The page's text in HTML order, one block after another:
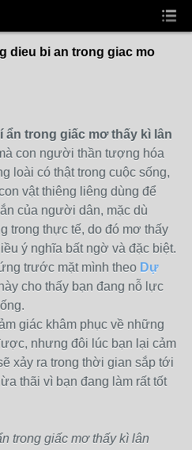
dieu bi an trong giac mo
ẩn trong giấc mơ thấy kì lân
con người thần tượng hóa
loài có thật trong cuộc sống,
vật thiêng liêng dùng để
của người dân, mặc dù
trong thực tế, do đó mơ thấy
ý nghĩa bất ngờ và đặc biệt.
trước mặt mình theo Dự
cho thấy bạn đang nỗ lực
giác khâm phục về những
nhưng đôi lúc bạn lại cảm
xảy ra trong thời gian sắp tới
thãi vì bạn đang làm rất tốt
trong giấc mơ thấy kì lân